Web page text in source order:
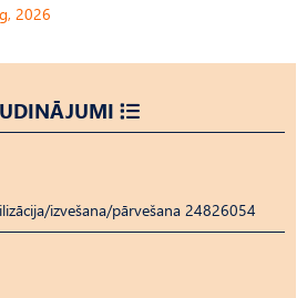
2026
izvešana/pārvešana 24826054